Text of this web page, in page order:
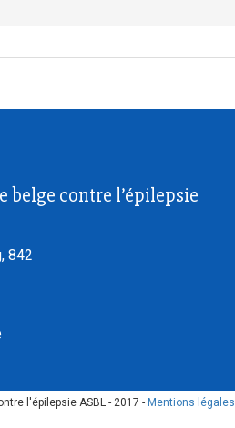
belge contre l’épilepsie
842
l'épilepsie ASBL - 2017 - Mentions légales